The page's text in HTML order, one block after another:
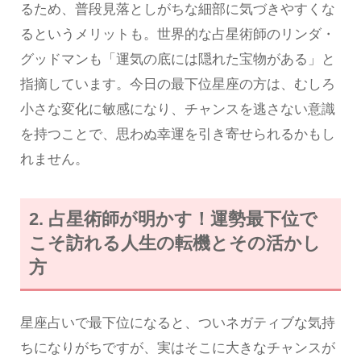
るため、普段見落としがちな細部に気づきやすくな
るというメリットも。世界的な占星術師のリンダ・
グッドマンも「運気の底には隠れた宝物がある」と
指摘しています。今日の最下位星座の方は、むしろ
小さな変化に敏感になり、チャンスを逃さない意識
を持つことで、思わぬ幸運を引き寄せられるかもし
れません。
2. 占星術師が明かす！運勢最下位で
こそ訪れる人生の転機とその活かし
方
星座占いで最下位になると、ついネガティブな気持
ちになりがちですが、実はそこに大きなチャンスが